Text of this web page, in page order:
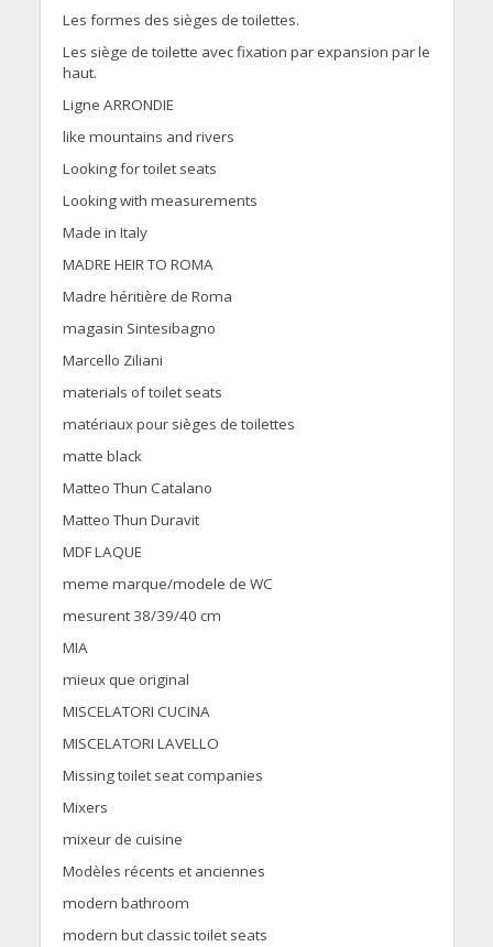
Les formes des sièges de toilettes.
Les siège de toilette avec fixation par expansion par le
haut.
Ligne ARRONDIE
like mountains and rivers
Looking for toilet seats
Looking with measurements
Made in Italy
MADRE HEIR TO ROMA
Madre héritière de Roma
magasin Sintesibagno
Marcello Ziliani
materials of toilet seats
matériaux pour sièges de toilettes
matte black
Matteo Thun Catalano
Matteo Thun Duravit
MDF LAQUE
meme marque/modele de WC
mesurent 38/39/40 cm
MIA
mieux que original
MISCELATORI CUCINA
MISCELATORI LAVELLO
Missing toilet seat companies
Mixers
mixeur de cuisine
Modèles récents et anciennes
modern bathroom
modern but classic toilet seats